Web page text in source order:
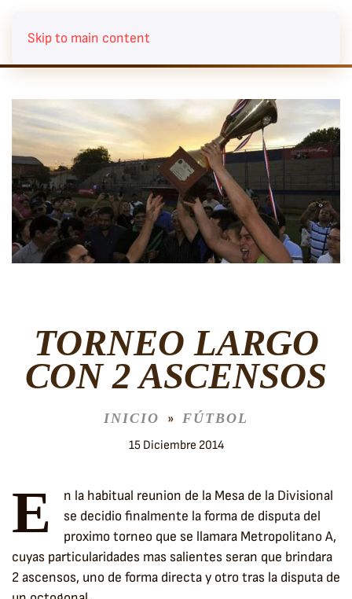
Skip to main content
TORNEO LARGO
CON 2 ASCENSOS
INICIO FÚTBOL
15 Diciembre 2014
E
n la habitual reunion de la Mesa de la Divisional
se decidio finalmente la forma de disputa del
proximo torneo que se llamara Metropolitano A,
cuyas particularidades mas salientes seran que brindara
2 ascensos, uno de forma directa y otro tras la disputa de